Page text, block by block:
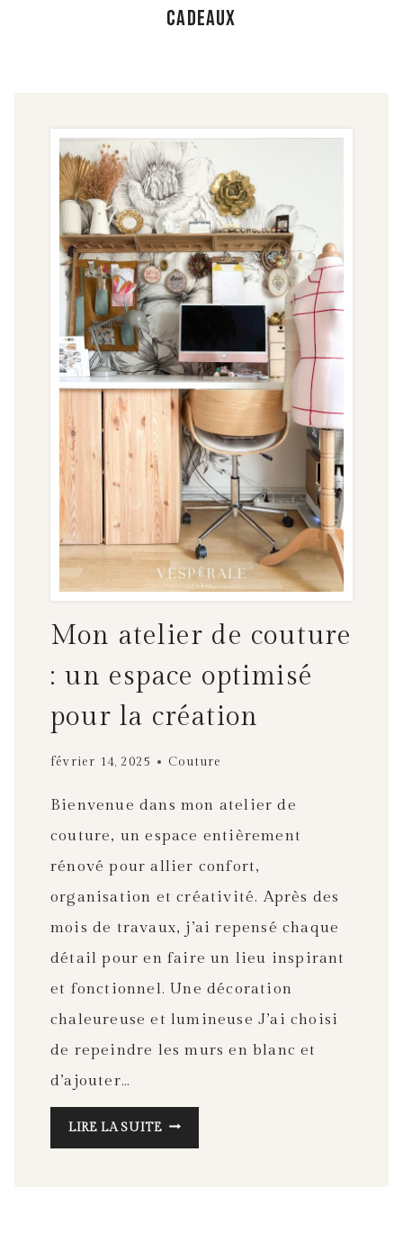
cadeaux
Mon atelier de couture
: un espace optimisé
pour la création
février 14, 2025 Couture
Bienvenue dans mon atelier de
couture, un espace entièrement
rénové pour allier confort,
organisation et créativité. Après des
mois de travaux, j’ai repensé chaque
détail pour en faire un lieu inspirant
et fonctionnel. Une décoration
chaleureuse et lumineuse J’ai choisi
de repeindre les murs en blanc et
d’ajouter…
LIRE LA SUITE M
O